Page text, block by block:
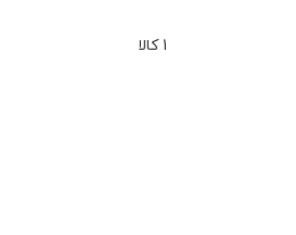
1 کالا